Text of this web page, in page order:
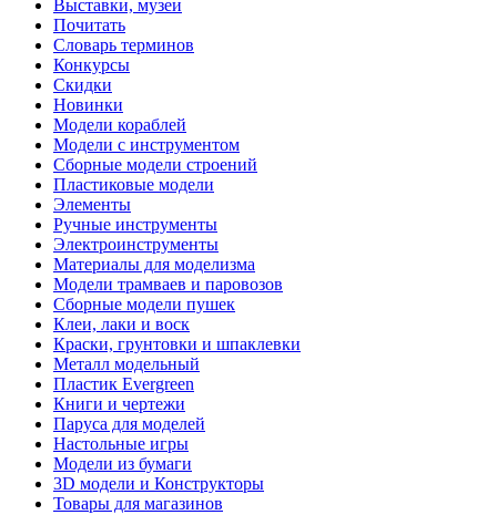
Выставки, музеи
Почитать
Словарь терминов
Конкурсы
Скидки
Новинки
Модели кораблей
Модели с инструментом
Сборные модели строений
Пластиковые модели
Элементы
Ручные инструменты
Электроинструменты
Материалы для моделизма
Модели трамваев и паровозов
Сборные модели пушек
Клеи, лаки и воск
Краски, грунтовки и шпаклевки
Металл модельный
Пластик Evergreen
Книги и чертежи
Паруса для моделей
Настольные игры
Модели из бумаги
3D модели и Конструкторы
Товары для магазинов